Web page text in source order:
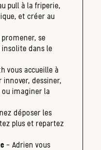
pull à la friperie,
et créer au
se
dans le
vous accueille à
dessiner,
imaginer la
déposer les
plus et repartez
– Adrien vous